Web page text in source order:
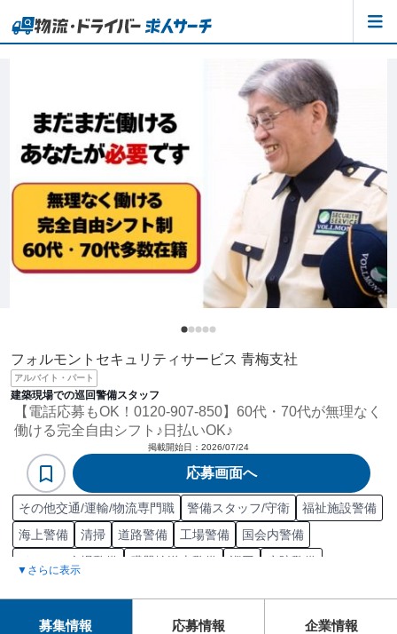
フォルモントセキュリティサービス 青梅支社
アルバイト・パート
建築現場での巡回警備スタッフ
【電話応募もOK！0120-907-850】60代・70代が無理なく
働ける完全自由シフト♪日払いOK♪
掲載開始日： 2026/07/24
応募画面へ
その他交通/運輸/物流専門職 警備スタッフ/守衛
福祉施設警備
海上警備
清掃 道路警備 工場警備
国会内警備
イベント会場警備
臓器輸送車警備 巡回
病院警備
▼さらに表示
募集情報 応募情報 企業情報